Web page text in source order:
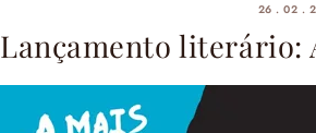
26 . 02 .
Lançamento literário: